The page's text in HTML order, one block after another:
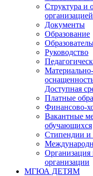
Структура и
организацией
Документы
Образование
Руководство
Доступная
Платные
Финансово-
Вакантные
обучающихся
Стипендии и
Организация
организации
МГЮА ДЕТЯМ